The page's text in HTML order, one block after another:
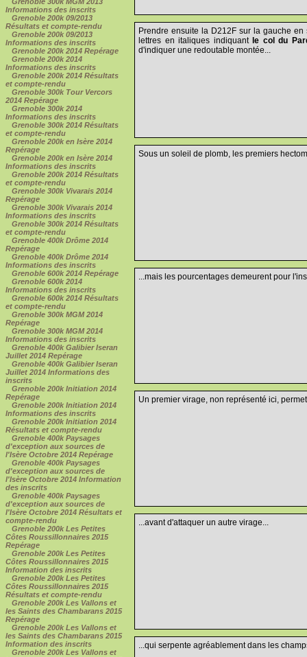
Informations des inscrits
Grenoble 200k 09/2013
Résultats et compte-rendu
Grenoble 200k 09/2013
Informations des inscrits
Grenoble 200k 2014 Repérage
Grenoble 200k 2014
Informations des inscrits
Grenoble 200k 2014 Résultats
et compte-rendu
Grenoble 300k Tour Vercors
2014 Repérage
Grenoble 300k 2014
Informations des inscrits
Grenoble 300k 2014 Résultats
et compte-rendu
Grenoble 200k en Isère 2014
Repérage
Grenoble 200k en Isère 2014
Informations des inscrits
Grenoble 200k 2014 Résultats
et compte-rendu
Grenoble 300k Vivarais 2014
Repérage
Grenoble 300k Vivarais 2014
Informations des inscrits
Grenoble 300k 2014 Résultats
et compte-rendu
Grenoble 400k Drôme 2014
Repérage
Grenoble 400k Drôme 2014
Informations des inscrits
Grenoble 600k 2014 Repérage
Grenoble 600k 2014
Informations des inscrits
Grenoble 600k 2014 Résultats
et compte-rendu
Grenoble 300k MGM 2014
Repérage
Grenoble 300k MGM 2014
Informations des inscrits
Grenoble 400k Galibier Iseran
Juillet 2014 Repérage
Grenoble 400k Galibier Iseran
Juillet 2014 Informations des
inscrits
Grenoble 200k Initiation 2014
Repérage
Grenoble 200k Initiation 2014
Informations des inscrits
Grenoble 200k Initiation 2014
Résultats et compte-rendu
Grenoble 400k Paysages
d'exception aux sources de
l'Isère Octobre 2014 Repérage
Grenoble 400k Paysages
d'exception aux sources de
l'Isère Octobre 2014 Information
des inscrits
Grenoble 400k Paysages
d'exception aux sources de
l'Isère Octobre 2014 Résultats et
compte-rendu
Grenoble 200k Les Petites
Côtes Roussillonnaires 2015
Repérage
Grenoble 200k Les Petites
Côtes Roussillonnaires 2015
Information des inscrits
Grenoble 200k Les Petites
Côtes Roussillonnaires 2015
Résultats et compte-rendu
Grenoble 200k Les Vallons et
les Saints des Chambarans 2015
Repérage
Grenoble 200k Les Vallons et
les Saints des Chambarans 2015
Information des inscrits
Grenoble 200k Les Vallons et
Prendre ensuite la D212F sur la gauche
lettres en italiques indiquant le col du
d'indiquer une redoutable montée...
Sous un soleil de plomb, les premiers
...mais les pourcentages demeurent pour
Un premier virage, non représenté ici,
...avant d'attaquer un autre virage...
...qui serpente agréablement dans les